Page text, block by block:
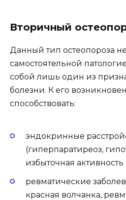
Вторичный
Данный тип остеопороза
самостоятельной
собой лишь один из
болезни. К его
способствовать:
эндокринные
(гиперпаратиреоз,
избыточная
ревматические
красная волчанка,